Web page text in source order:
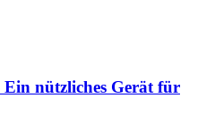
nützliches Gerät für